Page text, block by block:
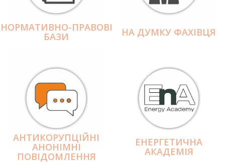
НОРМАТИВНО-ПРАВОВІ
БАЗИ НА ДУМКУ ФАХІВЦЯ
АНТИКОРУПЦІЙНІ
АНОНІМНІ
ПОВІДОМЛЕННЯ
ЕНЕРГЕТИЧНА
АКАДЕМІЯ